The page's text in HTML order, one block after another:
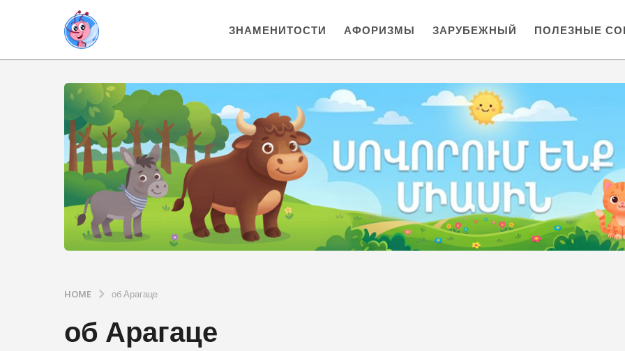
ЗНАМЕНИТОСТИ АФОРИЗМЫ ЗАРУБЕЖНЫЙ ПОЛЕЗНЫЕ
HOME об Арагаце
об Арагаце